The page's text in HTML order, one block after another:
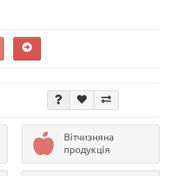
Вітчизняна
продукція